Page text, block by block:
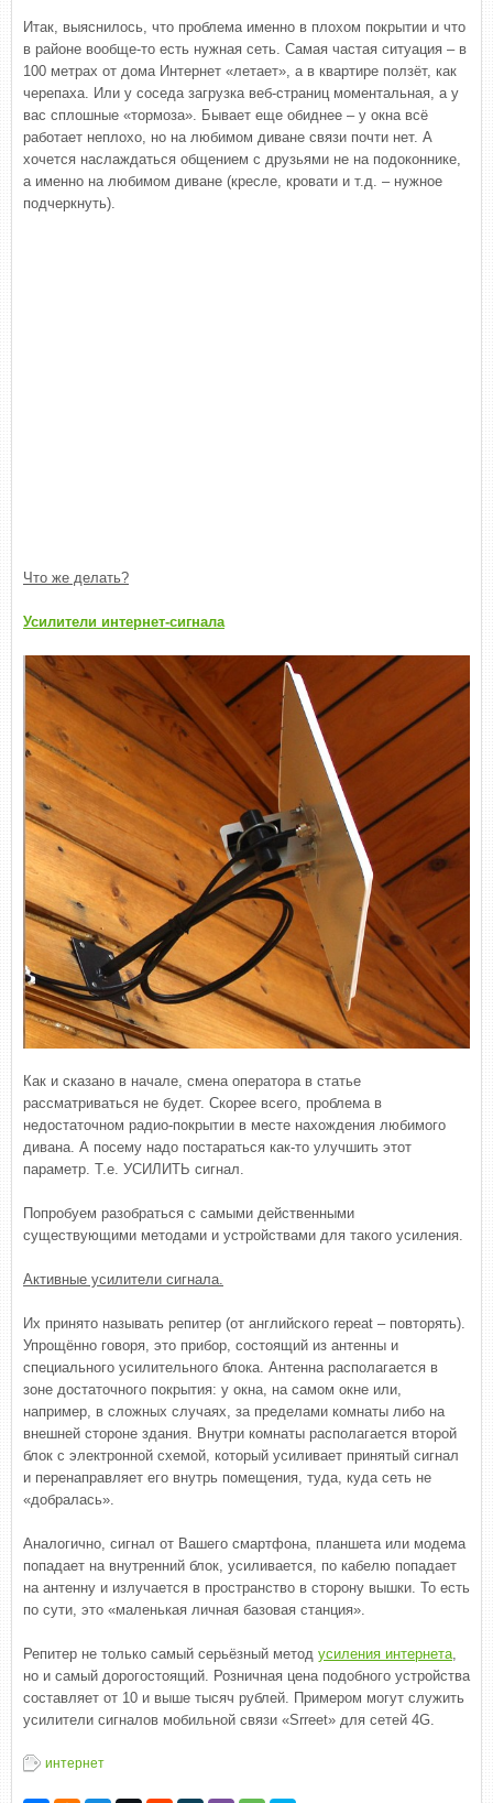
Итак, выяснилось, что проблема именно в плохом покрытии и что
в районе вообще-то есть нужная сеть. Самая частая ситуация – в
100 метрах от дома Интернет «летает», а в квартире ползёт, как
черепаха. Или у соседа загрузка веб-страниц моментальная, а у
вас сплошные «тормоза». Бывает еще обиднее – у окна всё
работает неплохо, но на любимом диване связи почти нет. А
хочется наслаждаться общением с друзьями не на подоконнике,
а именно на любимом диване (кресле, кровати и т.д. – нужное
подчеркнуть).
Что же делать?
Усилители интернет-сигнала
Как и сказано в начале, смена оператора в статье
рассматриваться не будет. Скорее всего, проблема в
недостаточном радио-покрытии в месте нахождения любимого
дивана. А посему надо постараться как-то улучшить этот
параметр. Т.е. УСИЛИТЬ сигнал.
Попробуем разобраться с самыми действенными
существующими методами и устройствами для такого усиления.
Активные усилители сигнала.
Их принято называть репитер (от английского repeat – повторять).
Упрощённо говоря, это прибор, состоящий из антенны и
специального усилительного блока. Антенна располагается в
зоне достаточного покрытия: у окна, на самом окне или,
например, в сложных случаях, за пределами комнаты либо на
внешней стороне здания. Внутри комнаты располагается второй
блок с электронной схемой, который усиливает принятый сигнал
и перенаправляет его внутрь помещения, туда, куда сеть не
«добралась».
Аналогично, сигнал от Вашего смартфона, планшета или модема
попадает на внутренний блок, усиливается, по кабелю попадает
на антенну и излучается в пространство в сторону вышки. То есть
по сути, это «маленькая личная базовая станция».
Репитер не только самый серьёзный метод усиления интернета
но и самый дорогостоящий. Розничная цена подобного устройства
составляет от 10 и выше тысяч рублей. Примером могут служить
усилители сигналов мобильной связи «Srreet» для сетей 4G.
интернет